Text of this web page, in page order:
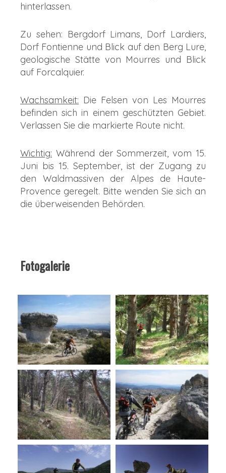
hinterlassen.
Zu sehen: Bergdorf Limans, Dorf Lardiers,
Dorf Fontienne und Blick auf den Berg Lure,
geologische Stätte von Mourres und Blick
auf Forcalquier.
Wachsamkeit: Die Felsen von Les Mourres
befinden sich in einem geschützten Gebiet.
Verlassen Sie die markierte Route nicht.
Wichtig: Während der Sommerzeit, vom 15.
Juni bis 15. September, ist der Zugang zu
den Waldmassiven der Alpes de Haute-
Provence geregelt. Bitte wenden Sie sich an
die überweisenden Behörden.
Fotogalerie